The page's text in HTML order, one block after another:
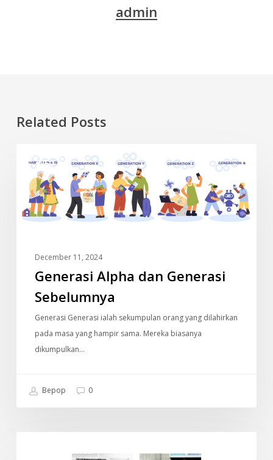
admin
Related Posts
INFO
Alpha
dan
Generasi
Sebelumnya
December 11, 2024
Generasi Alpha dan Generasi
Sebelumnya
Generasi Generasi ialah sekumpulan orang yang dilahirkan
pada masa yang hampir sama. Mereka biasanya
dikumpulkan…
Bepop 0
DOKUMENTARI